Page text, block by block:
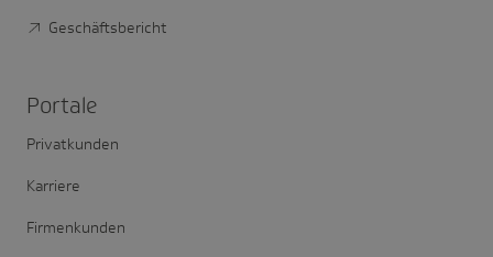
Geschäftsbericht
Portale
Privatkunden
Karriere
Firmenkunden